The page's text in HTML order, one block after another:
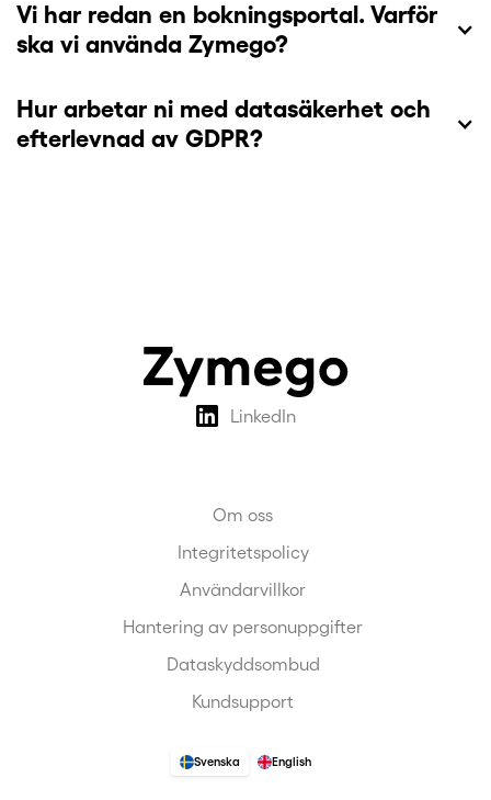
Vi har redan en bokningsportal. Varför
ska vi använda Zymego?
Hur arbetar ni med datasäkerhet och
efterlevnad av GDPR?
LinkedIn
Om oss
Integritetspolicy
Användarvillkor
Hantering av personuppgifter
Dataskyddsombud
Kundsupport
Svenska English